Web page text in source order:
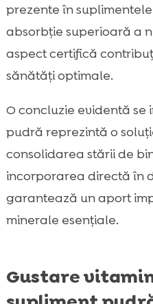
prezente în
absorbție superioară a
aspect certifică
sănătăți optimale.
O concluzie evidentă se
pudră reprezintă o
consolidarea stării de
incorporarea directă în
garantează un aport
minerale esențiale.
Gustare